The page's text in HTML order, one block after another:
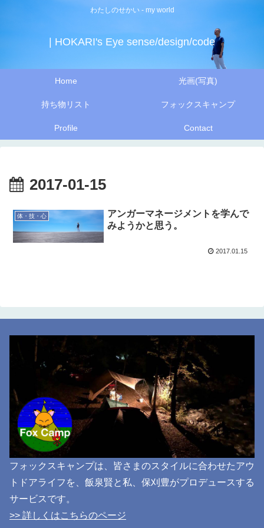
わたしのせかい - my world
| HOKARI's Eye sense/design/code
Home 光画(写真)
持ち物リスト フォックスキャンプ
Profile Contact
2017-01-15
体・技・心
アンガーマネージメントを学んで
みようかと思う。
2017.01.15
フォックスキャンプは、皆さまのスタイルに合わせたアウ
トドアライフを、飯泉賢と私、保刈豊がプロデュースする
サービスです。
>> 詳しくはこちらのページ